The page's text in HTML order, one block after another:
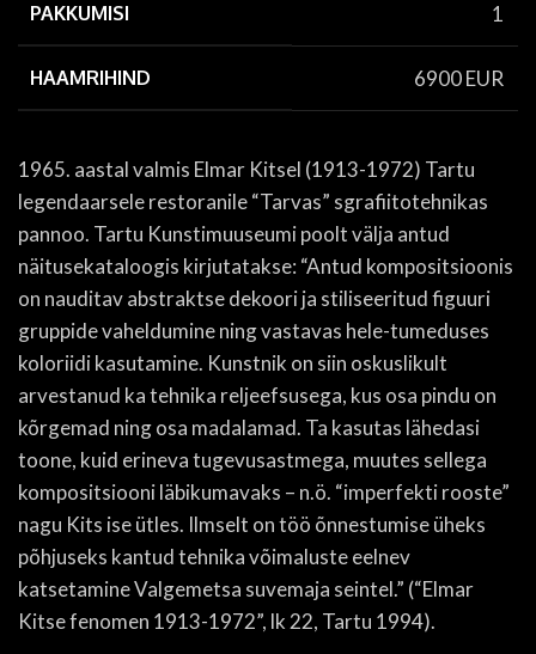
PAKKUMISI 1
HAAMRIHIND 6900 EUR
1965. aastal valmis Elmar Kitsel (1913-1972) Tartu
legendaarsele restoranile “Tarvas” sgrafiitotehnikas
pannoo. Tartu Kunstimuuseumi poolt välja antud
näitusekataloogis kirjutatakse: “Antud kompositsioonis
on nauditav abstraktse dekoori ja stiliseeritud figuuri
gruppide vaheldumine ning vastavas hele-tumeduses
koloriidi kasutamine. Kunstnik on siin oskuslikult
arvestanud ka tehnika reljeefsusega, kus osa pindu on
kõrgemad ning osa madalamad. Ta kasutas lähedasi
toone, kuid erineva tugevusastmega, muutes sellega
kompositsiooni läbikumavaks – n.ö. “imperfekti rooste”
nagu Kits ise ütles. Ilmselt on töö õnnestumise üheks
põhjuseks kantud tehnika võimaluste eelnev
katsetamine Valgemetsa suvemaja seintel.” (“Elmar
Kitse fenomen 1913-1972”, lk 22, Tartu 1994).